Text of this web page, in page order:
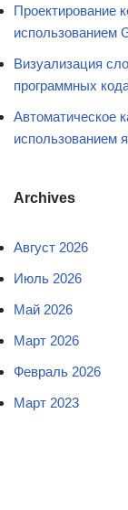
Проектирование
использованием
Визуализация
программных
Автоматическое
использованием
Archives
Август 2026
Июль 2026
Май 2026
Март 2026
Февраль 2026
Март 2023